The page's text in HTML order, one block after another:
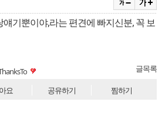
기뿐이야,라는 편견에 빠지신분, 꼭 보
글목록
요 공유하기 찜하기